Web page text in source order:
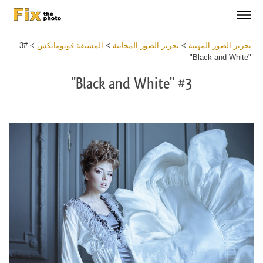
تحرير الصور المهنية > تحرير الصور المجانية > المسبقة فوتوماتكس >
#3
"Black and White"
#3 "Black and White"
button
and
receive
Free
Photomatix
Preset
within
2
minutes.
Write